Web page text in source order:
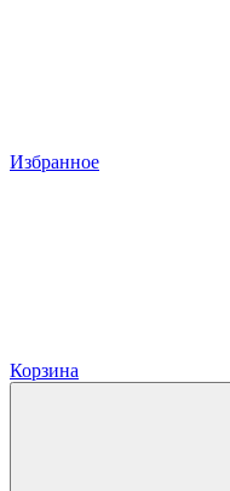
Избранное
Корзина